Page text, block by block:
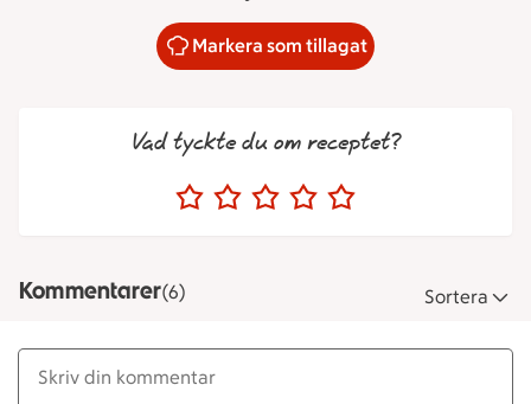
Markera som tillagat
Vad tyckte du om receptet?
Kommentarer(6) Sortera